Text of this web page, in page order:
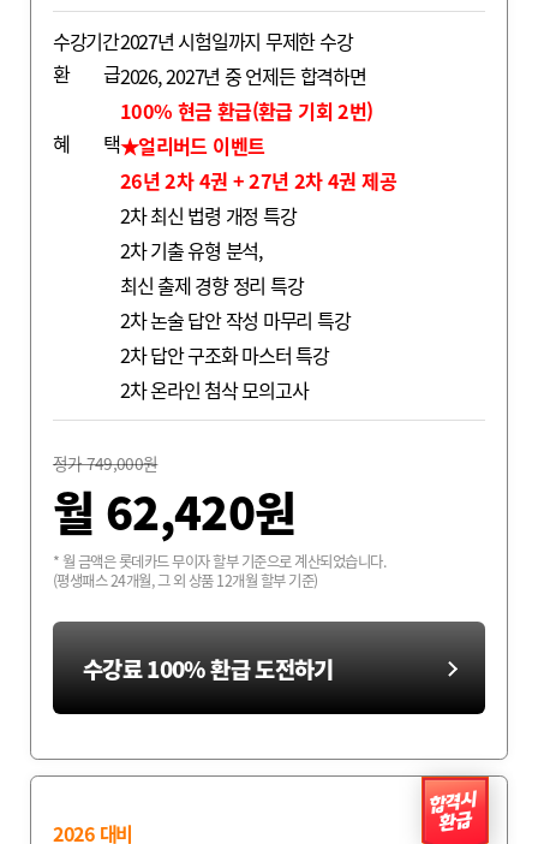
수강기간2027년 시험일까지 무제한 수강
환
급2026, 2027년 중 언제든 합격하면
100% 현금 환급(환급 기회 2번)
혜
택★얼리버드 이벤트
26년 2차 4권 + 27년 2차 4권 제공
2차 최신 법령 개정 특강
2차 기출 유형 분석,
최신 출제 경향 정리 특강
2차 논술 답안 작성 마무리 특강
2차 답안 구조화 마스터 특강
2차 온라인 첨삭 모의고사
정가 749,000원
월 62,420원
* 월 금액은 롯데카드 무이자 할부 기준으로 계산되었습니다.
(평생패스 24개월, 그 외 상품 12개월 할부 기준)
수강료 100% 환급 도전하기
합격시
환급
2026 대비
최종합격생 양*준
최종합격생 이*욱